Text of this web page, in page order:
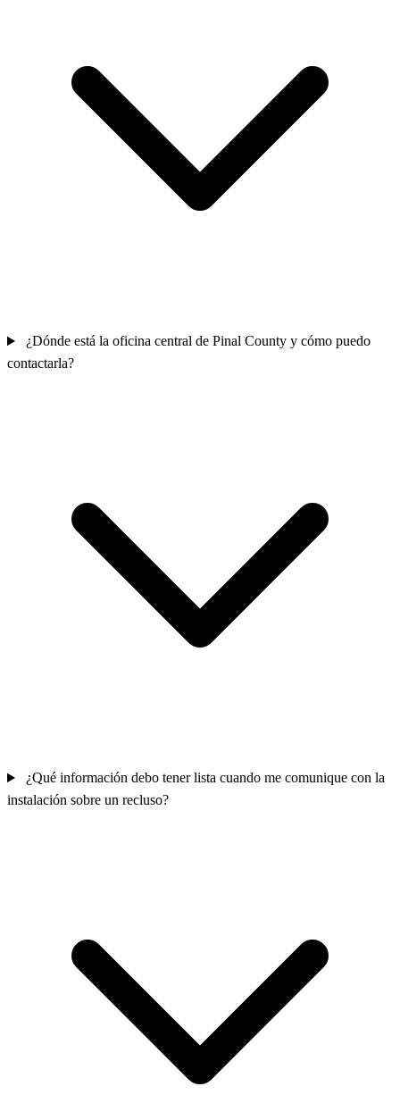
¿Dónde está la oficina central de Pinal County y cómo puedo
contactarla?
¿Qué información debo tener lista cuando me comunique con la
instalación sobre un recluso?